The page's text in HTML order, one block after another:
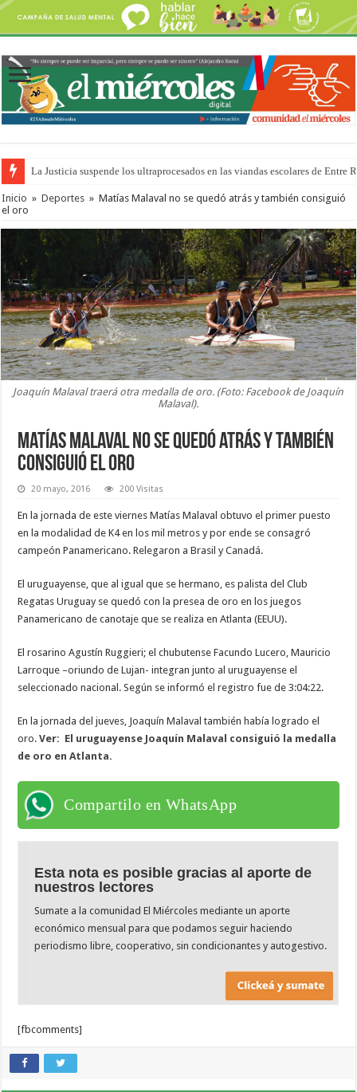
La Justicia suspende los ultraprocesados en las viandas escolares de Entre
Se presentará la obra “La Runfla de los Macanos”
Inicio » Deportes » Matías Malaval no se quedó atrás y también consiguió
el oro
Joaquín Malaval traerá otra medalla de oro. (Foto: Facebook de Joaquín
Malaval).
Matías Malaval no se quedó atrás y también
consiguió el oro
20 mayo, 2016 200 Visitas
En la jornada de este viernes Matías Malaval obtuvo el primer puesto
en la modalidad de K4 en los mil metros y por ende se consagró
campeón Panamericano. Relegaron a Brasil y Canadá.
El uruguayense, que al igual que se hermano, es palista del Club
Regatas Uruguay se quedó con la presea de oro en los juegos
Panamericano de canotaje que se realiza en Atlanta (EEUU).
El rosarino Agustín Ruggieri; el chubutense Facundo Lucero, Mauricio
Larroque –oriundo de Lujan- integran junto al uruguayense el
seleccionado nacional. Según se informó el registro fue de 3:04:22.
En la jornada del jueves, Joaquín Malaval también había logrado el
oro. Ver: El uruguayense Joaquín Malaval consiguió la medalla
de oro en Atlanta.
Compartilo en WhatsApp
Esta nota es posible gracias al aporte de
nuestros lectores
Sumate a la comunidad El Miércoles mediante un aporte
económico mensual para que podamos seguir haciendo
periodismo libre, cooperativo, sin condicionantes y autogestivo.
[fbcomments]